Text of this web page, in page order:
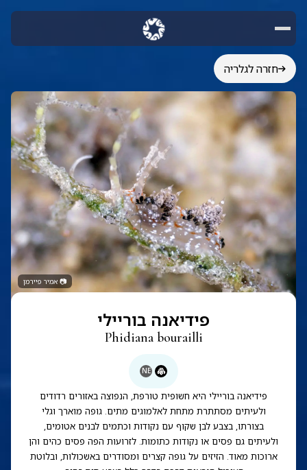
חזרה לגלריה
📷 אמיר פיירמן
פידיאנה בוריילי
Phidiana bourailli
NE
פידיאנה בוריילי היא חשופית טורפת, הנפוצה באזורים רדודים
ולעיתים מסתתרת מתחת לאלמוגים מתים. גופה מוארך וגלי
בצורתו, בצבע לבן שקוף עם נקודות וכתמים לבנים אטומים,
ולעיתים גם פסים או נקודות כתומות. לזרועות הפה פסים כהים והן
ארוכות מאוד. הזיזים על גופה קצרים ומסודרים באשכולות, ובלוטת